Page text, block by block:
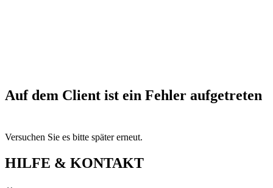
Auf dem Client ist ein Fehler aufgetreten
Versuchen Sie es bitte später erneut.
HILFE & KONTAKT